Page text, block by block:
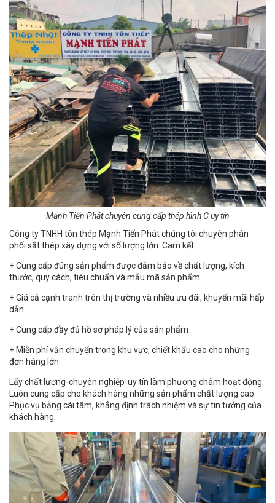
Mạnh Tiến Phát chuyên cung cấp thép hình C uy tín
Công ty TNHH tôn thép Mạnh Tiến Phát chúng tôi chuyên phân
phối sắt thép xây dựng với số lượng lớn. Cam kết:
+ Cung cấp đúng sản phẩm được đảm bảo về chất lượng, kích
thước, quy cách, tiêu chuẩn và mẫu mã sản phẩm
+ Giá cả cạnh tranh trên thị trường và nhiều ưu đãi, khuyến mãi hấp
dẫn
+ Cung cấp đầy đủ hồ sơ pháp lý của sản phẩm
+ Miễn phí vận chuyển trong khu vực, chiết khấu cao cho những
đơn hàng lớn
Lấy chất lượng-chuyên nghiệp-uy tín làm phương châm hoạt động.
Luôn cung cấp cho khách hàng những sản phẩm chất lượng cao.
Phục vụ bằng cái tâm, khẳng định trách nhiệm và sự tin tưởng của
khách hàng.